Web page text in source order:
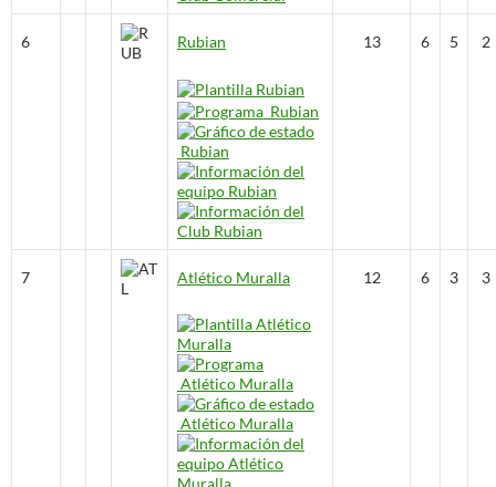
6 Rubian 13 6 5 2
7 Atlético Muralla 12 6 3 3